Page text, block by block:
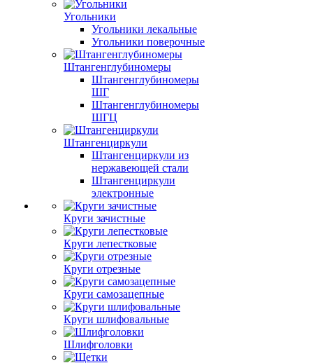
Угольники
Угольники лекальные
Угольники поверочные
Штангенглубиномеры
Штангенглубиномеры
ШГ
Штангенглубиномеры
ШГЦ
Штангенциркули
Штангенциркули из
нержавеющей стали
Штангенциркули
электронные
Круги зачистные
Круги лепестковые
Круги отрезные
Круги самозацепные
Круги шлифовальные
Шлифголовки